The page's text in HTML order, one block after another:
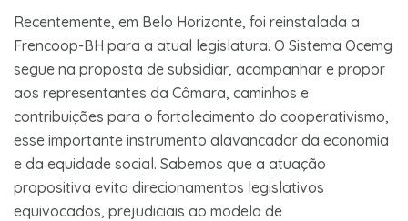
Recentemente, em Belo Horizonte, foi reinstalada a
Frencoop-BH para a atual legislatura. O Sistema Ocemg
segue na proposta de subsidiar, acompanhar e propor
aos representantes da Câmara, caminhos e
contribuições para o fortalecimento do cooperativismo,
esse importante instrumento alavancador da economia
e da equidade social. Sabemos que a atuação
propositiva evita direcionamentos legislativos
equivocados, prejudiciais ao modelo de